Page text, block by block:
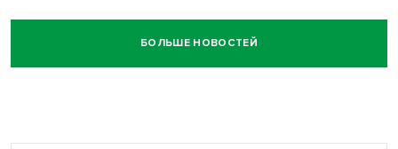
БОЛЬШЕ НОВОСТЕЙ